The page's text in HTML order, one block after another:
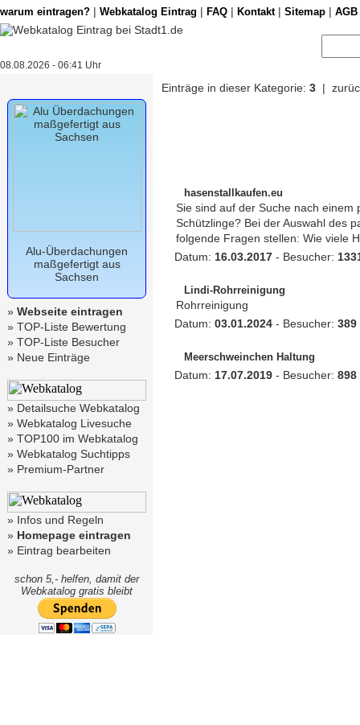
warum eintragen? | Webkatalog Eintrag | FAQ | Kontakt| Sitemap | AGB
08.08.2026 - 06:41 Uhr
Alu-Überdachungen
maßgefertigt aus
Sachsen
» Webseite eintragen
» TOP-Liste Bewertung
» TOP-Liste Besucher
» Neue Einträge
» Detailsuche Webkatalog
» Webkatalog Livesuche
» TOP100 im Webkatalog
» Webkatalog Suchtipps
» Premium-Partner
» Infos und Regeln
» Homepage eintragen
» Eintrag bearbeiten
schon 5,- helfen, damit der
Webkatalog gratis bleibt
Einträge in dieser Kategorie: 3 |
hasenstallkaufen.eu
Sie sind auf der Suche nach
Schützlinge? Bei der Auswahl des
folgende Fragen stellen: Wie viele
Datum: 16.03.2017 - Besucher:
Lindi-Rohrreinigung
Rohrreinigung
Datum: 03.01.2024 - Besucher: 389
Meerschweinchen Haltung
Datum: 17.07.2019 - Besucher: 898